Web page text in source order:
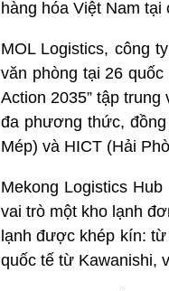
hàng hóa Việt Nam tại
MOL Logistics, công
văn phòng tại 26
Action 2035” tập
đa phương thức,
Mép) và HICT (Hải
Mekong Logistics
vai trò một kho lạnh
lạnh được khép kín:
quốc tế từ Kawanishi,